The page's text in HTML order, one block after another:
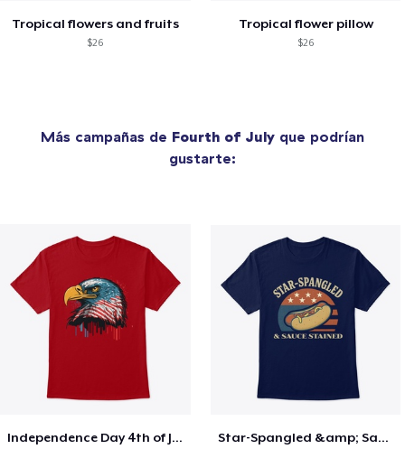
Tropical flowers and fruits
$26
Tropical flower pillow
$26
Más campañas de Fourth of July que podrían
gustarte:
Independence Day 4th of July T-Shirt Star-Spangled &amp; Sauce Stained